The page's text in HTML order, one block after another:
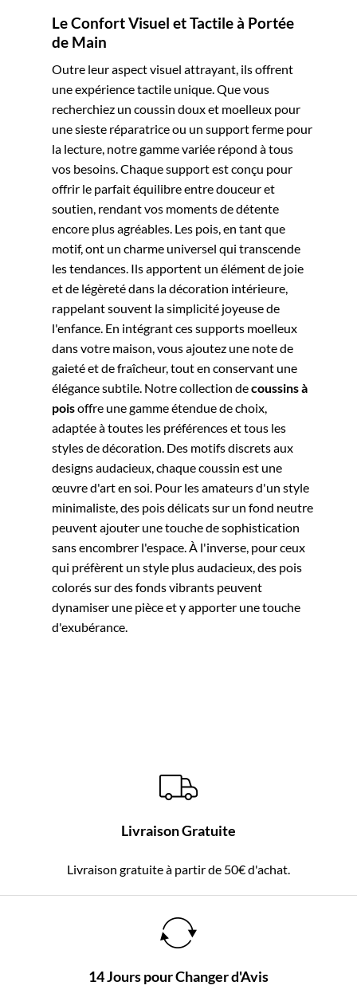
Le Confort Visuel et Tactile à Portée
de Main
Outre leur aspect visuel attrayant, ils offrent
une expérience tactile unique. Que vous
recherchiez un coussin doux et moelleux pour
une sieste réparatrice ou un support ferme pour
la lecture, notre gamme variée répond à tous
vos besoins. Chaque support est conçu pour
offrir le parfait équilibre entre douceur et
soutien, rendant vos moments de détente
encore plus agréables. Les pois, en tant que
motif, ont un charme universel qui transcende
les tendances. Ils apportent un élément de joie
et de légèreté dans la décoration intérieure,
rappelant souvent la simplicité joyeuse de
l'enfance. En intégrant ces supports moelleux
dans votre maison, vous ajoutez une note de
gaieté et de fraîcheur, tout en conservant une
élégance subtile. Notre collection decoussins à
poisoffre une gamme étendue de choix,
adaptée à toutes les préférences et tous les
styles de décoration. Des motifs discrets aux
designs audacieux, chaque coussin est une
œuvre d'art en soi. Pour les amateurs d'un style
minimaliste, des pois délicats sur un fond neutre
peuvent ajouter une touche de sophistication
sans encombrer l'espace. À l'inverse, pour ceux
qui préfèrent un style plus audacieux, des pois
colorés sur des fonds vibrants peuvent
dynamiser une pièce et y apporter une touche
d'exubérance.
Livraison Gratuite
Livraison gratuite à partir de 50€ d'achat.
14 Jours pour Changer d'Avis